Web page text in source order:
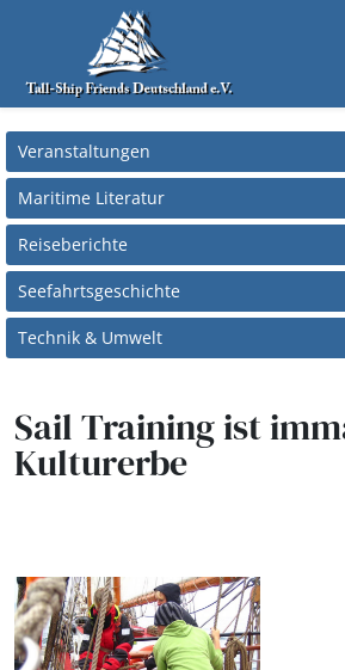
Veranstaltungen
Maritime Literatur
Reiseberichte
Seefahrtsgeschichte
Technik & Umwelt
Sail Training ist
Kulturerbe